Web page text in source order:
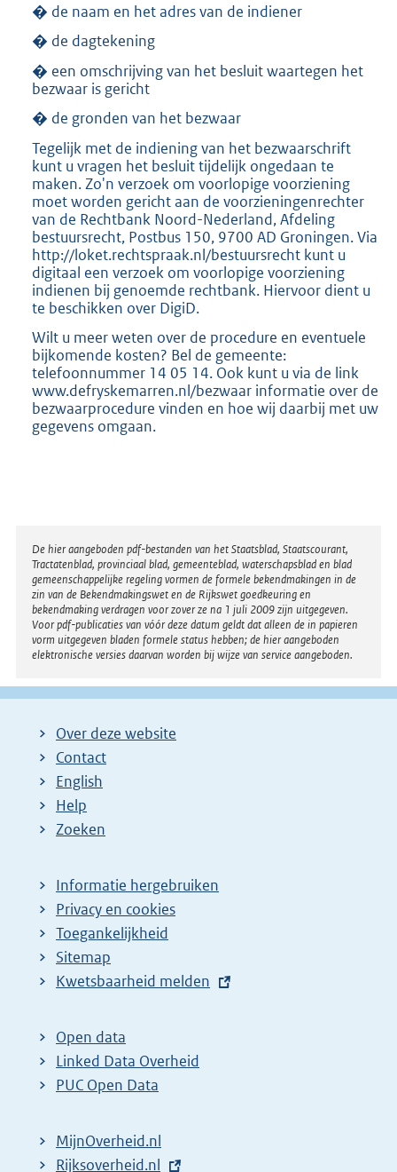
� de naam en het adres van de indiener
� de dagtekening
� een omschrijving van het besluit waartegen het
bezwaar is gericht
� de gronden van het bezwaar
Tegelijk met de indiening van het bezwaarschrift
kunt u vragen het besluit tijdelijk ongedaan te
maken. Zo'n verzoek om voorlopige voorziening
moet worden gericht aan de voorzieningenrechter
van de Rechtbank Noord-Nederland, Afdeling
bestuursrecht, Postbus 150, 9700 AD Groningen. Via
http://loket.rechtspraak.nl/bestuursrecht kunt u
digitaal een verzoek om voorlopige voorziening
indienen bij genoemde rechtbank. Hiervoor dient u
te beschikken over DigiD.
Wilt u meer weten over de procedure en eventuele
bijkomende kosten? Bel de gemeente:
telefoonnummer 14 05 14. Ook kunt u via de link
www.defryskemarren.nl/bezwaar informatie over de
bezwaarprocedure vinden en hoe wij daarbij met uw
gegevens omgaan.
Disclaimer
De hier aangeboden pdf-bestanden van het Staatsblad, Staatscourant,
Tractatenblad, provinciaal blad, gemeenteblad, waterschapsblad en blad
gemeenschappelijke regeling vormen de formele bekendmakingen in de
zin van de Bekendmakingswet en de Rijkswet goedkeuring en
bekendmaking verdragen voor zover ze na 1 juli 2009 zijn uitgegeven.
Voor pdf-publicaties van vóór deze datum geldt dat alleen de in papieren
vorm uitgegeven bladen formele status hebben; de hier aangeboden
elektronische versies daarvan worden bij wijze van service aangeboden.
Over deze website
Contact
English
Help
Zoeken
Informatie hergebruiken
Privacy en cookies
Toegankelijkheid
Sitemap
E
t
e
r
l
Kwetsbaarheid melden
Open data
Linked Data Overheid
PUC Open Data
MijnOverheid.nl
E
Rijksoverheid.nl